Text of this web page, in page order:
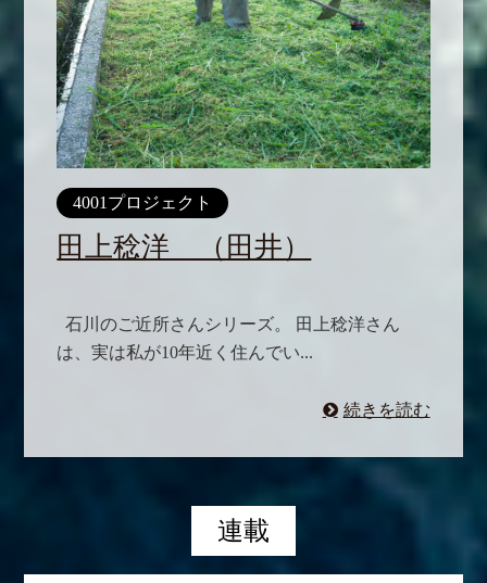
4001プロジェクト
田上稔洋 （田井）
石川のご近所さんシリーズ。 田上稔洋さん
は、実は私が10年近く住んでい...
続きを読む
連載